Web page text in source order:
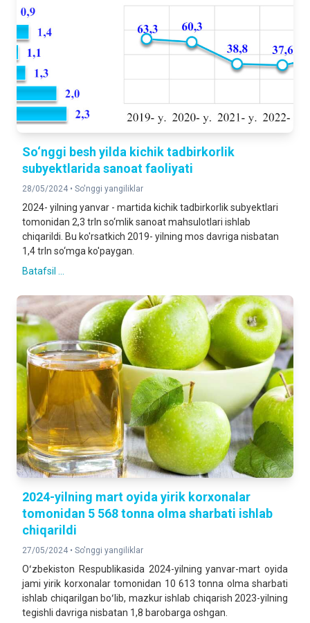
So‘nggi besh yilda kichik tadbirkorlik
subyektlarida sanoat faoliyati
28/05/2024 • So'nggi yangiliklar
2024- yilning yanvar - martida kichik tadbirkorlik subyektlari
tomonidan 2,3 trln so‘mlik sanoat mahsulotlari ishlab
chiqarildi. Bu ko'rsatkich 2019- yilning mos davriga nisbatan
1,4 trln so‘mga ko'paygan.
Batafsil ...
2024-yilning mart oyida yirik korxonalar
tomonidan 5 568 tonna olma sharbati ishlab
chiqarildi
27/05/2024 • So'nggi yangiliklar
Oʻzbekiston Respublikasida 2024-yilning yanvar-mart oyida
jami yirik korxonalar tomonidan 10 613 tonna olma sharbati
ishlab chiqarilgan boʻlib, mazkur ishlab chiqarish 2023-yilning
tegishli davriga nisbatan 1,8 barobarga oshgan.